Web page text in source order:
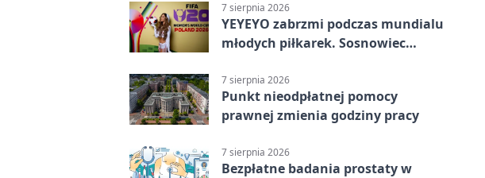
7 sierpnia 2026
YEYEYO zabrzmi podczas mundialu
młodych piłkarek. Sosnowiec
7 sierpnia 2026
Punkt nieodpłatnej pomocy
prawnej zmienia godziny pracy
7 sierpnia 2026
Bezpłatne badania prostaty w